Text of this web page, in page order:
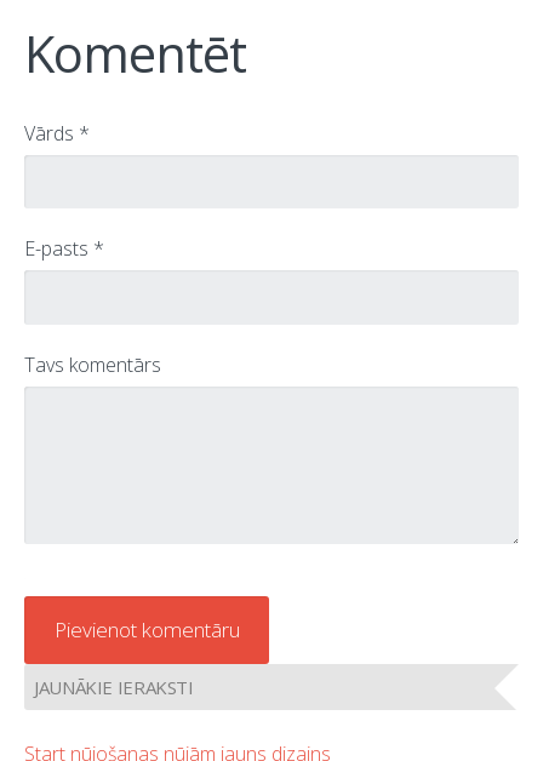
JAUNĀKIE IERAKSTI
Start nūjošanas nūjām jauns dizains
Komentēt
Vārds *
E-pasts *
Tavs komentārs